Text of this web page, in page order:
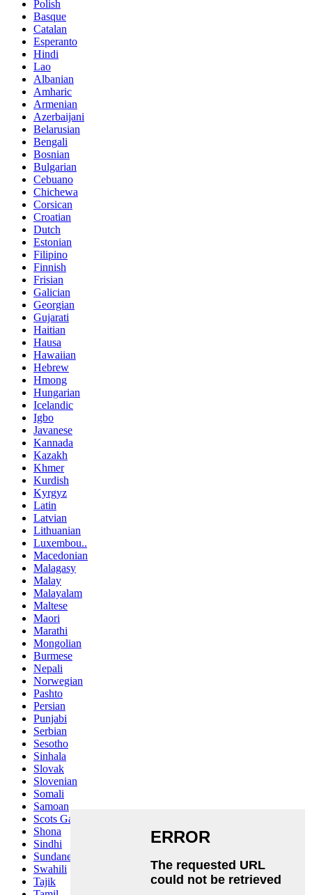
Polish
Basque
Catalan
Esperanto
Hindi
Lao
Albanian
Amharic
Armenian
Azerbaijani
Belarusian
Bengali
Bosnian
Bulgarian
Cebuano
Chichewa
Corsican
Croatian
Dutch
Estonian
Filipino
Finnish
Frisian
Galician
Georgian
Gujarati
Haitian
Hausa
Hawaiian
Hebrew
Hmong
Hungarian
Icelandic
Igbo
Javanese
Kannada
Kazakh
Khmer
Kurdish
Kyrgyz
Latin
Latvian
Lithuanian
Luxembou..
Macedonian
Malagasy
Malay
Malayalam
Maltese
Maori
Marathi
Mongolian
Burmese
Nepali
Norwegian
Pashto
Persian
Punjabi
Serbian
Sesotho
Sinhala
Slovak
Slovenian
Somali
Samoan
Scots Gaelic
Shona
Sindhi
Sundanese
Swahili
Tajik